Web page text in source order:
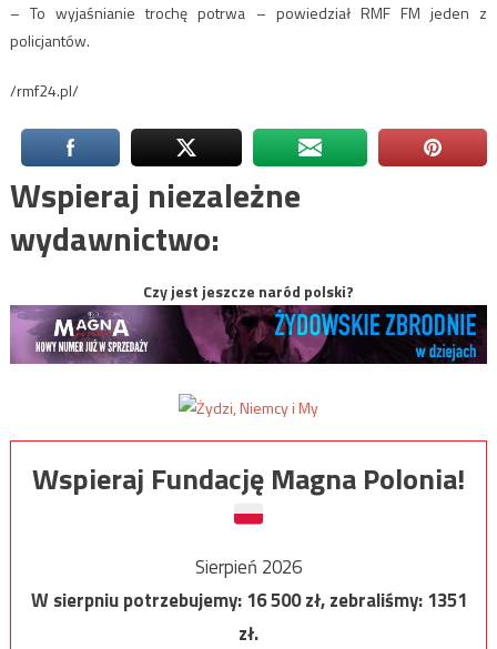
– To wyjaśnianie trochę potrwa – powiedział RMF FM jeden z
policjantów.
/rmf24.pl/
Wspieraj niezależne
wydawnictwo:
Czy jest jeszcze naród polski?
Wspieraj Fundację Magna Polonia!
Sierpień 2026
W sierpniu potrzebujemy:16 500zł, zebraliśmy:1351
zł.